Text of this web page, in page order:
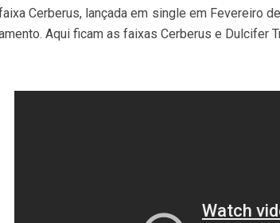
Cerberus, lançada em single em Fevereiro
Aqui ficam as faixas Cerberus e Dulcifer